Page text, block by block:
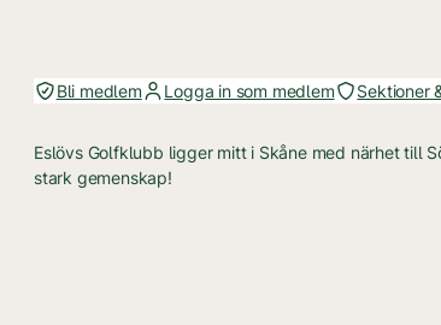
Bli medlem Logga in som medlem Sektioner
Eslövs Golfklubb ligger mitt i Skåne med närhet till
stark gemenskap!